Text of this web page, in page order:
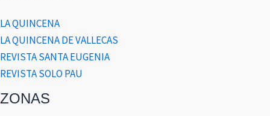
LA QUINCENA
LA QUINCENA DE VALLECAS
REVISTA SANTA EUGENIA
REVISTA SOLO PAU
ZONAS